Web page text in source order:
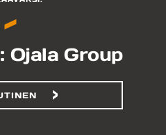
Ojala Group